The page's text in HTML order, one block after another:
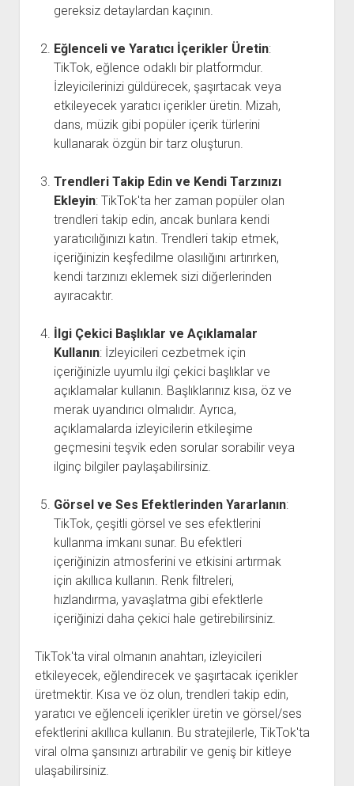
gereksiz detaylardan kaçının.
Eğlenceli ve Yaratıcı İçerikler Üretin:
TikTok, eğlence odaklı bir platformdur.
İzleyicilerinizi güldürecek, şaşırtacak veya
etkileyecek yaratıcı içerikler üretin. Mizah,
dans, müzik gibi popüler içerik türlerini
kullanarak özgün bir tarz oluşturun.
Trendleri Takip Edin ve Kendi Tarzınızı
Ekleyin: TikTok'ta her zaman popüler olan
trendleri takip edin, ancak bunlara kendi
yaratıcılığınızı katın. Trendleri takip etmek,
içeriğinizin keşfedilme olasılığını artırırken,
kendi tarzınızı eklemek sizi diğerlerinden
ayıracaktır.
İlgi Çekici Başlıklar ve Açıklamalar
Kullanın: İzleyicileri cezbetmek için
içeriğinizle uyumlu ilgi çekici başlıklar ve
açıklamalar kullanın. Başlıklarınız kısa, öz ve
merak uyandırıcı olmalıdır. Ayrıca,
açıklamalarda izleyicilerin etkileşime
geçmesini teşvik eden sorular sorabilir veya
ilginç bilgiler paylaşabilirsiniz.
Görsel ve Ses Efektlerinden Yararlanın:
TikTok, çeşitli görsel ve ses efektlerini
kullanma imkanı sunar. Bu efektleri
içeriğinizin atmosferini ve etkisini artırmak
için akıllıca kullanın. Renk filtreleri,
hızlandırma, yavaşlatma gibi efektlerle
içeriğinizi daha çekici hale getirebilirsiniz.
TikTok'ta viral olmanın anahtarı, izleyicileri
etkileyecek, eğlendirecek ve şaşırtacak içerikler
üretmektir. Kısa ve öz olun, trendleri takip edin,
yaratıcı ve eğlenceli içerikler üretin ve görsel/ses
efektlerini akıllıca kullanın. Bu stratejilerle, TikTok'ta
viral olma şansınızı artırabilir ve geniş bir kitleye
ulaşabilirsiniz.